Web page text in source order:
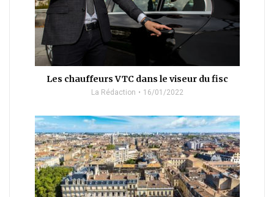
Les chauffeurs VTC dans le viseur du fisc
La Rédaction 16/01/2022